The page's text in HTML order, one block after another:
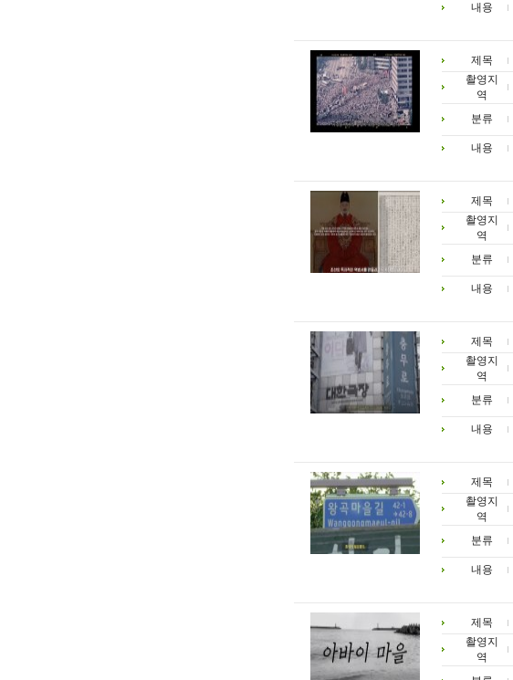
내용
제목
촬영지
역
분류
내용
제목
촬영지
역
분류
내용
제목
촬영지
역
분류
내용
제목
촬영지
역
분류
내용
제목
촬영지
역